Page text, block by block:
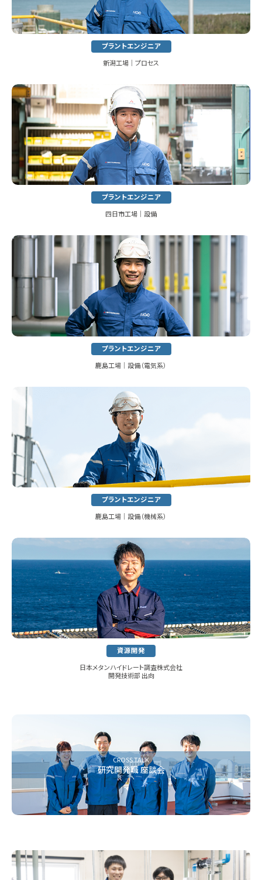
プラントエンジニア
新潟工場│プロセス
プラントエンジニア
四日市工場│設備
プラントエンジニア
鹿島工場│設備（電気系）
プラントエンジニア
鹿島工場│設備（機械系）
資源開発
日本メタンハイドレート調査株式会社
開発技術部 出向
CROSS TALK
研究開発職 座談会